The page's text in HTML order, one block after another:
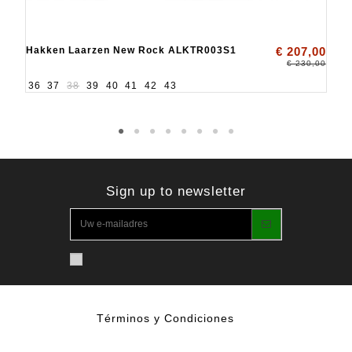
Hakken Laarzen New Rock ALKTR003S1 € 207,00
€ 230,00
36 37 38 39 40 41 42 43
Sign up to newsletter
Términos y Condiciones